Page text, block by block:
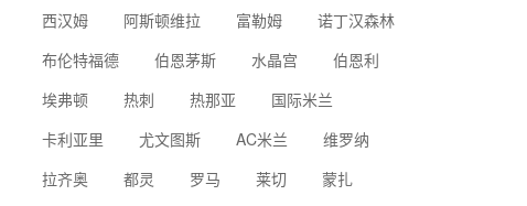
西汉姆 阿斯顿维拉 富勒姆
诺丁汉森林
布伦特福德
伯恩茅斯 水晶宫
伯恩利
埃弗顿
热刺 热那亚
国际米兰
卡利亚里
尤文图斯 AC米兰
维罗纳
拉齐奥
都灵 罗马 莱切
蒙扎